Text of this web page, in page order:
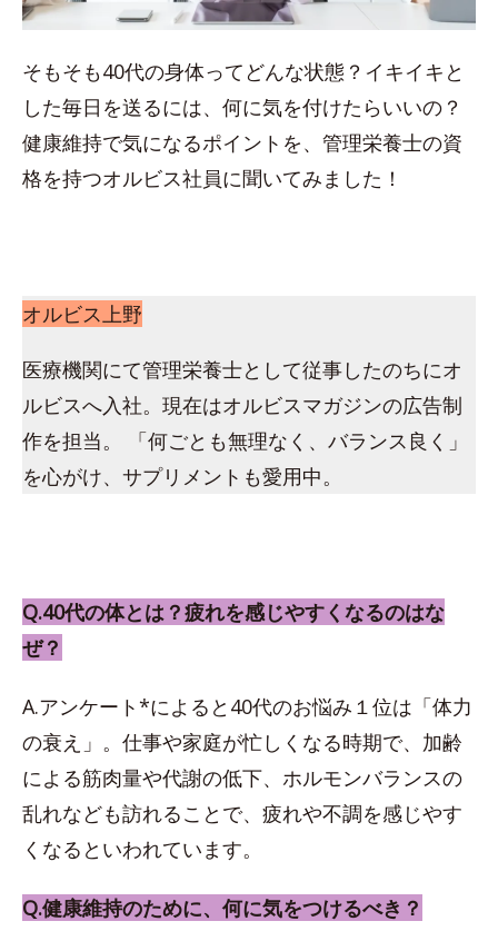
そもそも40代の身体ってどんな状態？イキイキと
した毎日を送るには、何に気を付けたらいいの？
健康維持で気になるポイントを、管理栄養士の資
格を持つオルビス社員に聞いてみました！
オルビス上野
医療機関にて管理栄養士として従事したのちにオ
ルビスへ入社。現在はオルビスマガジンの広告制
作を担当。 「何ごとも無理なく、バランス良く」
を心がけ、サプリメントも愛用中。
Q.40代の体とは？疲れを感じやすくなるのはな
ぜ？
A.アンケート*によると40代のお悩み１位は「体力
の衰え」。仕事や家庭が忙しくなる時期で、加齢
による筋肉量や代謝の低下、ホルモンバランスの
乱れなども訪れることで、疲れや不調を感じやす
くなるといわれています。
Q.健康維持のために、何に気をつけるべき？